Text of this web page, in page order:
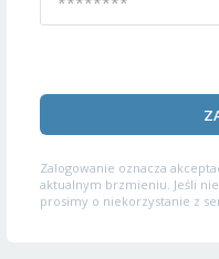
Zalogowanie oznacza
aktualnym brzmieniu. Jeśli
prosimy o niekorzystanie z